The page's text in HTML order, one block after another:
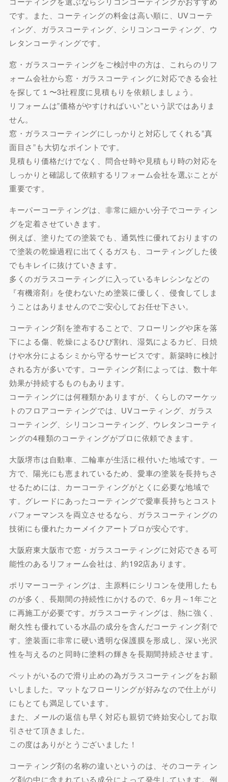
です。また、コーティングの料金は高い順に、UVコーテ
ィング、ガラスコーティング、シリコンコーティング、ウ
レタンコーティングです。
窓・ガラスコーティングをご検討中の方は、これらのリフ
ォーム会社から窓・ガラスコーティングに対応できる会社
を探して１〜3社程度に見積もりを依頼しましょう。
リフォームは”価格がやすければいい”という訳ではありま
せん。
窓・ガラスコーティングにしっかりと対応してくれる”真
面目さ”も大切なポイントです。
見積もり価格だけでなく、問合せ時や見積もり時の対応を
しっかりと確認して依頼するリフォーム会社を選ぶことが
重要です。
キーパーコーティングは、非常に細かい分子でコーティン
グを定着させていきます。
例えば、塗りたての塗装でも、通気性に優れておりますの
で塗装の乾燥過程に出てくるガスも、コーティングした後
でもキレイに抜けていきます。
多くのガラスコーティングに入っているキレシンなどの
『有機溶剤』を使わないため塗装に優しく、侵食してしま
うことはありませんのでご安心してお任せ下さい。
コーティング剤を塗布することで、フローリングや床を落
下による傷、乾燥によるひび割れ、湿気によるカビ、日焼
けや水分によるシミから守るサービスです。新築時に検討
される方が多いです。コーティング剤によっては、数十年
効果が持続するものもあります。
コーティングには何種類かありますが、くらしのマーケッ
トのフロアコーティングでは、UVコーティング、ガラス
コーティング、シリコンコーティング、ウレタンコーティ
ングの4種類のコーティングがプロに依頼できます。
大阪堺市は自動車、二輪車が生活に根付いた地域です。一
方で、陽光にも恵まれているため、愛車の塗装を長持ちさ
せるためには、カーコーティングがとくに必要な地域で
す。グレードにあったコーティングで愛車長持ちとコスト
パフォーマンスを両立させるなら、ガラスコーティングの
技術にも優れたカーメイクアートプロが安心です。
大阪府東大阪市で窓・ガラスコーティングに対応できる可
能性のあるリフォーム会社は、約192店あります。
ポリマーコーティングは、主原料にシリコンを使用したも
のが多く、長期間の持続性にかけるので、6ヶ月～1年ごと
に再施工が必要です。ガラスコーティングは、熱に強く、
耐久性も優れている水晶の成分を含んだコーティング剤で
す。塗装面に非常に硬い透明な保護膜を形成し、深い光沢
性を与えるのと同時に塗料の輝きを長期間持続させます。
ペットがいるので滑り止めの為ガラスコーティングをお願
いしました。マットなフローリングが好みなので仕上がり
にもとても満足しています。
また、メールの返信も早く対応も親切で終始安心してお取
引させて頂きました。
この度はありがとうございました！
コーティング剤の名称の違いというのは、そのコーティン
グ剤の中に含まれている成分によって発生しています。例